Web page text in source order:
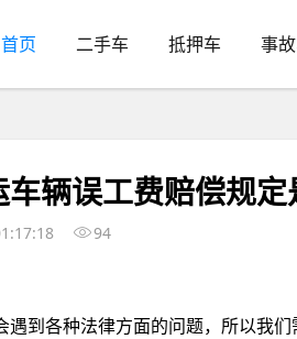
首页 二手车 抵押车 事
辆误工费赔偿规定
94
遇到各种法律方面的问题，所以我